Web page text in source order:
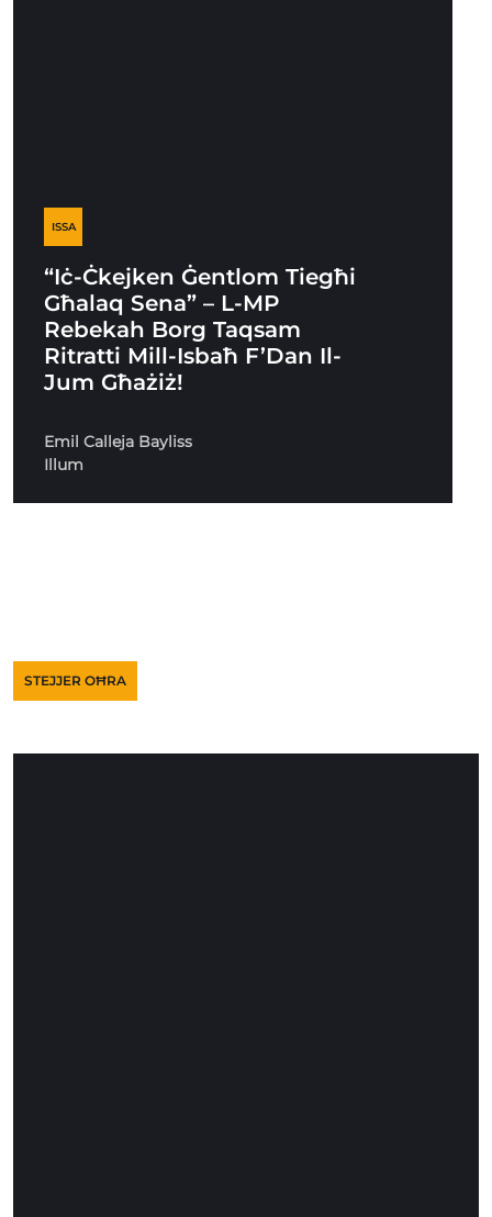
ISSA
“Iċ-Ċkejken Ġentlom Tiegħi
Għalaq Sena” – L-MP
Rebekah Borg Taqsam
Ritratti Mill-Isbaħ F’Dan Il-
Jum Għażiż!
Emil Calleja Bayliss
Illum
STEJJER OĦRA